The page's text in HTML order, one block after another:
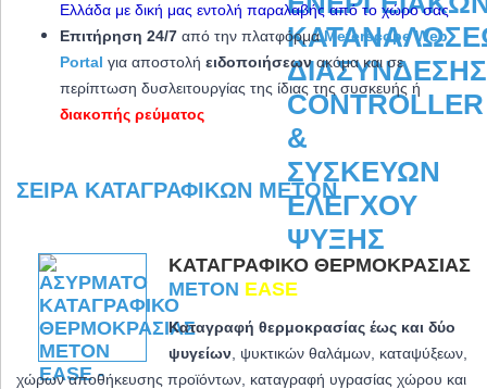
Ελλάδα με δική μας εντολή παραλαβής από το χώρο σας
Επιτήρηση 24/7 από την πλατφόρμα Meterscope Web
Portal για αποστολή ειδοποιήσεων ακόμα και σε
περίπτωση δυσλειτουργίας της ίδιας της συσκευής ή
διακοπής ρεύματος
ΣΕΙΡΆ ΚΑΤΑΓΡΑΦΙΚΏΝ METON
ΚΑΤΑΓΡΑΦΙΚΌ ΘΕΡΜΟΚΡΑΣΊΑΣ
METON EASE
Καταγραφή θερμοκρασίας έως και δύο
ψυγείων , ψυκτικών θαλάμων, καταψύξεων,
χώρων αποθήκευσης προϊόντων, καταγραφή υγρασίας χώρου και